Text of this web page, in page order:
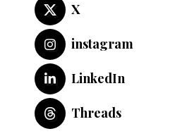
X
instagram
LinkedIn
Threads